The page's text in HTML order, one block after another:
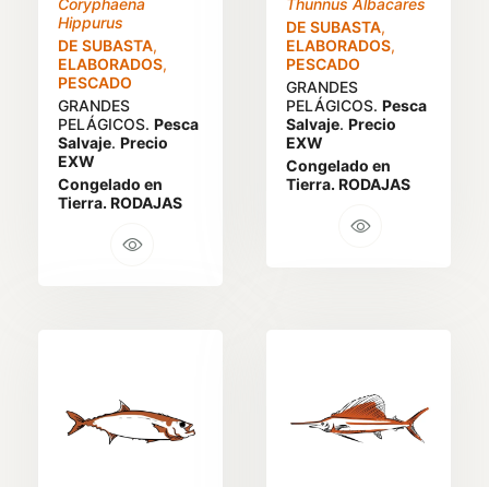
Coryphaena
Hippurus
DE SUBASTA,
ELABORADOS,
PESCADO
GRANDES
PELÁGICOS. Pesca
Salvaje. Precio
EXW
Congelado en
Tierra. RODAJAS
Thunnus Albacares
DE SUBASTA,
ELABORADOS,
PESCADO
GRANDES
PELÁGICOS. Pesca
Salvaje. Precio
EXW
Congelado en
Tierra. RODAJAS